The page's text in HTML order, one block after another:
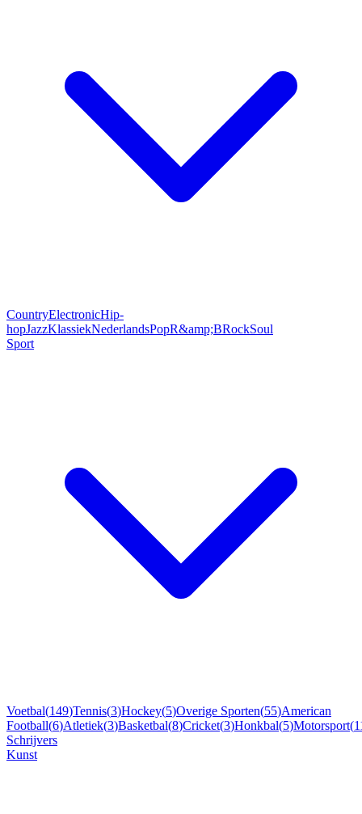
CountryElectronicHip-
hopJazzKlassiekNederlandsPopR&amp;BRockSoul
Sport
Voetbal(149)Tennis(3)Hockey(5)Overige Sporten(55)American
Football(6)Atletiek(3)Basketbal(8)Cricket(3)Honkbal(5)Motorsport(
Schrijvers
Kunst